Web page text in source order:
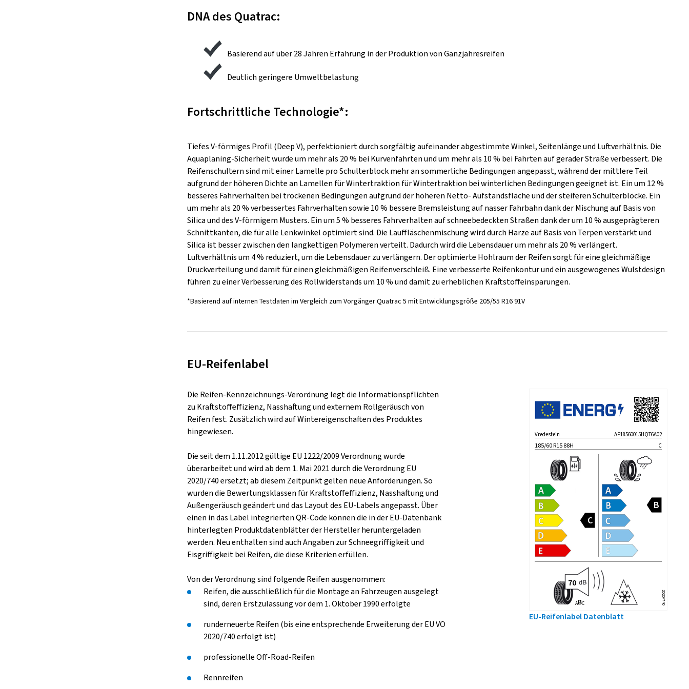
DNA des Quatrac:
Basierend auf über 28 Jahren Erfahrung in der Produktion von Ganzjahresreifen
Deutlich geringere Umweltbelastung
Fortschrittliche Technologie*:
Tiefes V-förmiges Profil (Deep V), perfektioniert durch sorgfältig aufeinander abgestimmte Winkel, Seitenlänge und Luftverhältnis. Die
Aquaplaning-Sicherheit wurde um mehr als 20 % bei Kurvenfahrten und um mehr als 10 % bei Fahrten auf gerader Straße verbessert. Die
Reifenschultern sind mit einer Lamelle pro Schulterblock mehr an sommerliche Bedingungen angepasst, während der mittlere Teil
aufgrund der höheren Dichte an Lamellen für Wintertraktion für Wintertraktion bei winterlichen Bedingungen geeignet ist. Ein um 12 %
besseres Fahrverhalten bei trockenen Bedingungen aufgrund der höheren Netto- Aufstandsfläche und der steiferen Schulterblöcke. Ein
um mehr als 20 % verbessertes Fahrverhalten sowie 10 % bessere Bremsleistung auf nasser Fahrbahn dank der Mischung auf Basis von
Silica und des V-förmigem Musters. Ein um 5 % besseres Fahrverhalten auf schneebedeckten Straßen dank der um 10 % ausgeprägteren
Schnittkanten, die für alle Lenkwinkel optimiert sind. Die Lauffläschenmischung wird durch Harze auf Basis von Terpen verstärkt und
Silica ist besser zwischen den langkettigen Polymeren verteilt. Dadurch wird die Lebensdauer um mehr als 20 % verlängert.
Luftverhältnis um 4 % reduziert, um die Lebensdauer zu verlängern. Der optimierte Hohlraum der Reifen sorgt für eine gleichmäßige
Druckverteilung und damit für einen gleichmäßigen Reifenverschleiß. Eine verbesserte Reifenkontur und ein ausgewogenes Wulstdesign
führen zu einer Verbesserung des Rollwiderstands um 10 % und damit zu erheblichen Kraftstoffeinsparungen.
*Basierend auf internen Testdaten im Vergleich zum Vorgänger Quatrac 5 mit Entwicklungsgröße 205/55 R16 91V
EU-Reifenlabel
Die Reifen-Kennzeichnungs-Verordnung legt die Informationspflichten
zu Kraftstoffeffizienz, Nasshaftung und externem Rollgeräusch von
Reifen fest. Zusätzlich wird auf Wintereigenschaften des Produktes
hingewiesen.
Die seit dem 1.11.2012 gültige EU 1222/2009 Verordnung wurde
überarbeitet und wird ab dem 1. Mai 2021 durch die Verordnung EU
2020/740 ersetzt; ab diesem Zeitpunkt gelten neue Anforderungen. So
wurden die Bewertungsklassen für Kraftstoffeffizienz, Nasshaftung und
Außengeräusch geändert und das Layout des EU-Labels angepasst. Über
einen in das Label integrierten QR-Code können die in der EU-Datenbank
hinterlegten Produktdatenblätter der Hersteller heruntergeladen
werden. Neu enthalten sind auch Angaben zur Schneegriffigkeit und
Eisgriffigkeit bei Reifen, die diese Kriterien erfüllen.
Von der Verordnung sind folgende Reifen ausgenommen:
Reifen, die ausschließlich für die Montage an Fahrzeugen ausgelegt
sind, deren Erstzulassung vor dem 1. Oktober 1990 erfolgte
runderneuerte Reifen (bis eine entsprechende Erweiterung der EU VO
2020/740 erfolgt ist)
professionelle Off-Road-Reifen
Rennreifen
Vredestein AP18560015HQT6A02
185/60 R15 88H C
ABC 2020/740
EU-Reifenlabel Datenblatt